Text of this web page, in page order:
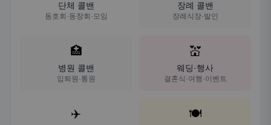
단체 콜밴
동호회·동창회·모임
장례 콜밴
장례식장·발인
🏥
병원 콜밴
입퇴원·통원
💒
웨딩·행사
결혼식·여행·이벤트
✈️ 🍽️